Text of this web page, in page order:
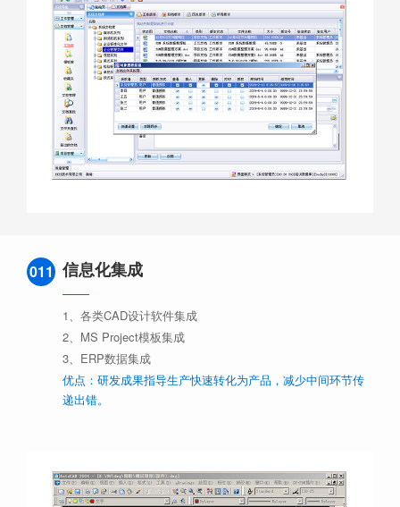
011 信息化集成
1、各类CAD设计软件集成
2、MS Project模板集成
3、ERP数据集成
优点：研发成果指导生产快速转化为产品，减少中间环节传
递出错。